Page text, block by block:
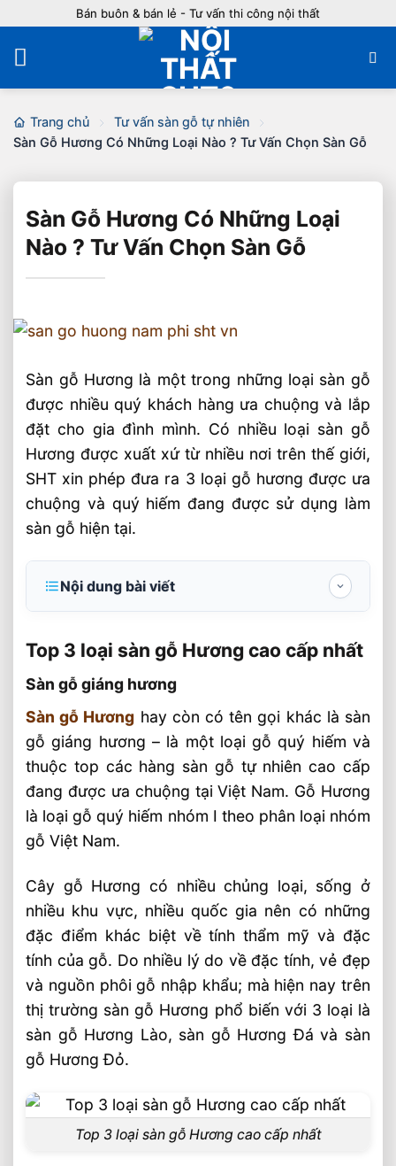
nội
dung
Bán buôn & bán lẻ - Tư vấn thi công nội thất
Trang chủ
Tư vấn sàn gỗ tự nhiên
Sàn Gỗ Hương Có Những Loại Nào ? Tư Vấn Chọn Sàn Gỗ
Sàn Gỗ Hương Có Những Loại
Nào ? Tư Vấn Chọn Sàn Gỗ
Sàn gỗ Hương là một trong những loại sàn gỗ
được nhiều quý khách hàng ưa chuộng và lắp
đặt cho gia đình mình. Có nhiều loại sàn gỗ
Hương được xuất xứ từ nhiều nơi trên thế giới,
SHT xin phép đưa ra 3 loại gỗ hương được ưa
chuộng và quý hiếm đang được sử dụng làm
sàn gỗ hiện tại.
Nội dung bài viết
Sàn gỗ giáng hương
Nhập khẩu nguyên liệu gỗ
Sàn gỗ Hương Nam Phi
Ưu điểm của sàn Gỗ Hương Nam Phi
Báo giá sàn gỗ Hương Nam Phi
2. Sàn gỗ Hương Lào
Sàn gỗ Hương Lào thường có những đặc
Màu sắc
Vân gỗ
Báo giá sàn gỗ Hương Lào
3. Sàn gỗ Hương Đỏ (Padouk)
Kết Luận Nên Chọn Sàn Gỗ Hương Nào ?
Công ty Cổ phần Sàn gỗ tự nhiên SHT
Bài Viết Liên Quan
Xu Hướng Lắp Đặt Sàn Gỗ Tự Nhiên 2026
Top 3 loại sàn gỗ Hương cao cấp nhất
Sàn gỗ giáng hương
Sàn gỗ Hương hay còn có tên gọi khác là sàn
gỗ giáng hương – là một loại gỗ quý hiếm và
thuộc top các hàng sàn gỗ tự nhiên cao cấp
đang được ưa chuộng tại Việt Nam. Gỗ Hương
là loại gỗ quý hiếm nhóm I theo phân loại nhóm
gỗ Việt Nam.
Cây gỗ Hương có nhiều chủng loại, sống ở
nhiều khu vực, nhiều quốc gia nên có những
đặc điểm khác biệt về tính thẩm mỹ và đặc
tính của gỗ. Do nhiều lý do về đặc tính, vẻ đẹp
và nguồn phôi gỗ nhập khẩu; mà hiện nay trên
thị trường sàn gỗ Hương phổ biến với 3 loại là
sàn gỗ Hương Lào, sàn gỗ Hương Đá và sàn
gỗ Hương Đỏ.
Top 3 loại sàn gỗ Hương cao cấp nhất